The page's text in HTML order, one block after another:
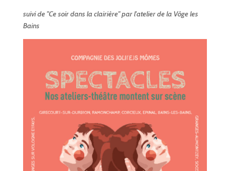
suivi de "Ce soir dans la clairière" par l'atelier de la Vôge les
Bains